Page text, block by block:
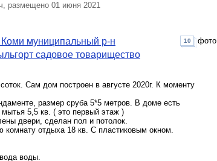
размещено 01 июня 2021
муниципальный р-н
садовое товарищество
Сам дом построен в августе 2020г. К моменту
размер сруба 5*5 метров. В доме есть
5,5 кв. ( это первый этаж )
двери, сделан пол и потолок.
комнату отдыха 18 кв. С пластиковым окном.
воды.
10 фото